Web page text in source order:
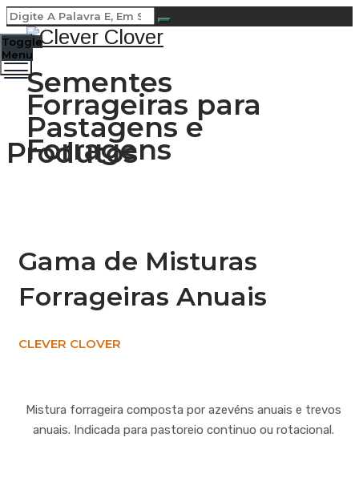
Sementes
Forrageiras para
Pastagens e
Forragens
Toggle
Menu
Produtos
Gama de Misturas
Forrageiras Anuais
CLEVER CLOVER
Mistura forrageira composta por azevéns anuais e trevos
anuais. Indicada para pastoreio continuo ou rotacional.